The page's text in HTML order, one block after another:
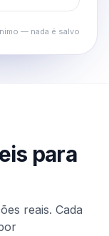
— nada é salvo
para
reais. Cada